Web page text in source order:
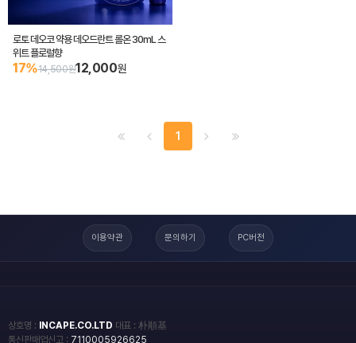
로토 데오코 약용 데오드란트 롤온 30mL 스
위트 플로럴향
17%14,500원12,000원
1
이용약관 문의하기 PC버전
상호명 : INCAPE.CO.LTD 대표 : 朴順基
통신판매업신고 : 7110005926625